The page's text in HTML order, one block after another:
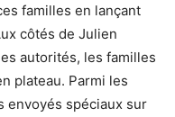
familles en lançant
côtés de Julien
autorités, les familles
plateau. Parmi les
envoyés spéciaux sur